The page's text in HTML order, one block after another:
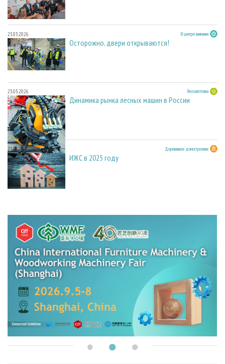
23.03.2026 В центре внимания
Осторожно, двери открываются!
23.03.2026 Лесозаготовка
Динамика рынка лесных машин в России
23.03.2026 Деревянное домостроение
ИЖС в 2025 году